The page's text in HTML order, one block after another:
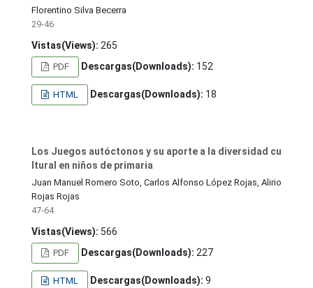
Florentino Silva Becerra
29-46
Vistas(Views): 265
PDF Descargas(Downloads): 152
HTML Descargas(Downloads): 18
Los Juegos autóctonos y su aporte a la diversidad cu
ltural en niños de primaria
Juan Manuel Romero Soto, Carlos Alfonso López Rojas, Alirio
Rojas Rojas
47-64
Vistas(Views): 566
PDF Descargas(Downloads): 227
HTML Descargas(Downloads): 9